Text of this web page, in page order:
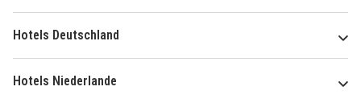
Hotels Deutschland
Hotels Niederlande